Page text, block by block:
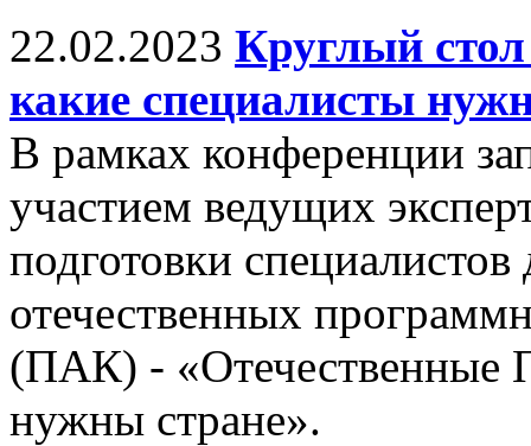
22.02.2023 Круглый
какие специалисты
В рамках конференции
участием ведущих
подготовки
отечественных
(ПАК) - «Отечественные
нужны стране».